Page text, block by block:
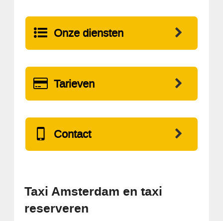
Onze diensten
Tarieven
Contact
Taxi Amsterdam en taxi
reserveren